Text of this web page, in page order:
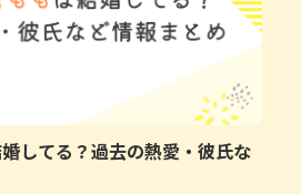
してる？過去の熱愛・彼氏な